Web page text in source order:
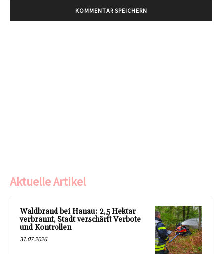
Aktuelle Artikel
Waldbrand bei Hanau: 2,5 Hektar
verbrannt, Stadt verschärft Verbote
und Kontrollen
31.07.2026